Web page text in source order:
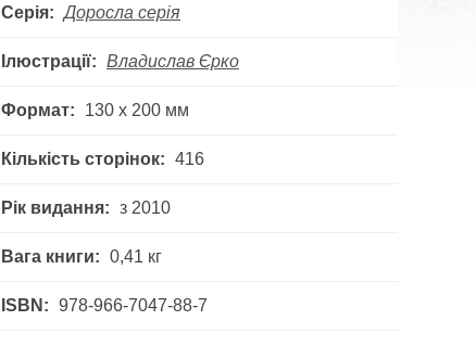
Серія: Доросла серія
Ілюстрації: Владислав Єрко
Формат: 130 х 200 мм
Кількість сторінок: 416
Рік видання: з 2010
Вага книги: 0,41 кг
ISBN: 978-966-7047-88-7